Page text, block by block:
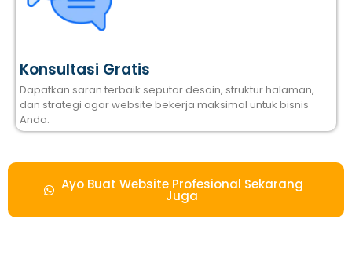
Konsultasi Gratis
Dapatkan saran terbaik seputar desain, struktur halaman,
dan strategi agar website bekerja maksimal untuk bisnis
Anda.
Ayo Buat Website Profesional Sekarang
Juga